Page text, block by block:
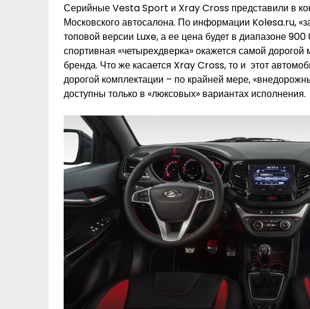
Серийные Vesta Sport и Xray Cross представили в
Московского автосалона. По информации Kolesa.ru,
топовой версии Luxe, а ее цена будет в диапазоне
спортивная «четырехдверка» окажется самой
бренда. Что же касается Xray Cross, то и этот
дорогой комплектации – по крайней мере,
доступны только в «люксовых» вариантах исполнения.